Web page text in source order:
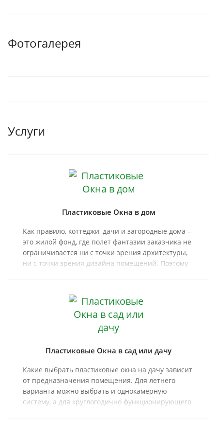
Фотогалерея
Услуги
Пластиковые Окна в дом
Как правило, коттеджи, дачи и загородные дома –
это жилой фонд, где полет фантазии заказчика не
ограничивается ни с точки зрения архитектуры,
ни с точки зрения дизайна помещений. Поэтому
вид, надежно защищали и в жару, и в холод.
Пластиковые Окна в сад или дачу
Какие выбрать пластиковые окна на дачу зависит
от предназначения помещения. Для летнего
варианта можно выбрать и однокамерную
систему, а для круглогодично функционирующего